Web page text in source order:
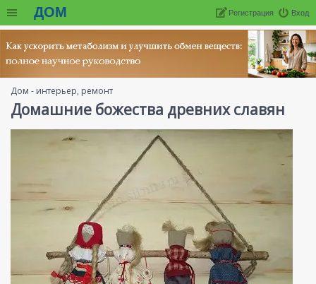
ДОМ Вход
Регистрация
Дом - интерьер, ремонт
Домашние божества древних славян